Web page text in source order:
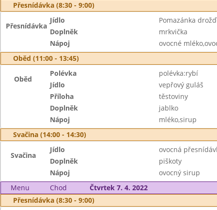
Přesnídávka (8:30 - 9:00)
Přesnídávka
Jídlo
Pomazánka
Doplněk
mrkvička
Nápoj
ovocné
Oběd (11:00 - 13:45)
Oběd
Polévka
polévka:rybí
Jídlo
vepřový guláš
Příloha
těstoviny
Doplněk
jablko
Nápoj
mléko,sirup
Svačina (14:00 - 14:30)
Svačina
Jídlo
ovocná
Doplněk
piškoty
Nápoj
ovocný sirup
Menu
Chod
Čtvrtek 7. 4. 2022
Přesnídávka (8:30 - 9:00)